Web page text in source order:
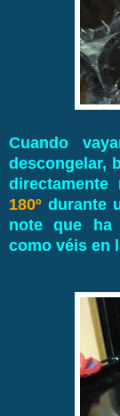
Cuando
descongelar,
180º durante
note que ha
como véis en